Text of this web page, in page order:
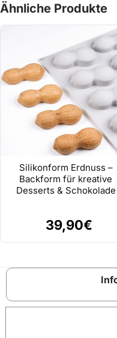
Ähnliche Produkte
Silikonform Erdnuss –
Backform für kreative
Desserts & Schokolade
39,90€